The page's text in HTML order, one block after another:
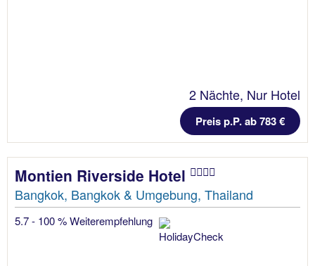
2 Nächte, Nur Hotel
Preis p.P. ab 783 €
Montien Riverside Hotel
Bangkok, Bangkok & Umgebung, Thailand
5.7 - 100 % Weiterempfehlung